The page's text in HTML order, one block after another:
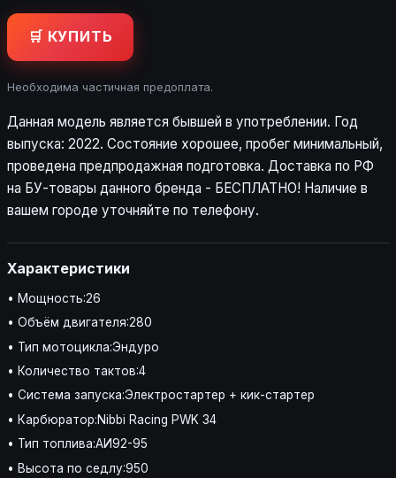
🛒 КУПИТЬ
Необходима частичная предоплата.
Данная модель является бывшей в употреблении. Год
выпуска: 2022. Состояние хорошее, пробег минимальный,
проведена предпродажная подготовка. Доставка по РФ
на БУ-товары данного бренда - БЕСПЛАТНО! Наличие в
вашем городе уточняйте по телефону.
Характеристики
• Мощность:26
• Объём двигателя:280
• Тип мотоцикла:Эндуро
• Количество тактов:4
• Система запуска:Электростартер + кик-стартер
• Карбюратор:Nibbi Racing PWK 34
• Тип топлива:АИ92-95
• Высота по седлу:950